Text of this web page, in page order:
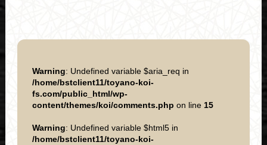
Warning: Undefined variable $aria_req in
/home/bstclient11/toyano-koi-
fs.com/public_html/wp-
content/themes/koi/comments.php on line 15
Warning: Undefined variable $html5 in
/home/bstclient11/toyano-koi-